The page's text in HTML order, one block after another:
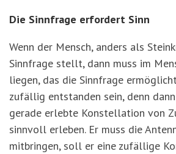
Die Sinnfrage erfordert Sinn
Wenn der Mensch, anders als
Sinnfrage stellt, dann muss im
liegen, das die Sinnfrage
zufällig entstanden sein, denn
gerade erlebte Konstellation von
sinnvoll erleben. Er muss die
mitbringen, soll er eine zufällige